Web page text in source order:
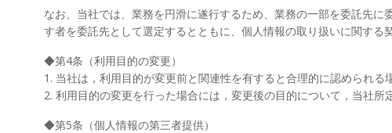
なお、当社では、業務を円滑に遂行するため、業務の一部を委託先
す者を委託先として選定するとともに、個人情報の取り扱いに関する
◆第4条（利用目的の変更）
1. 当社は，利用目的が変更前と関連性を有すると合理的に認められる
2. 利用目的の変更を行った場合には，変更後の目的について，当社
◆第5条（個人情報の第三者提供）